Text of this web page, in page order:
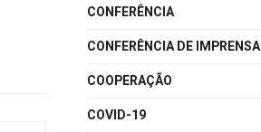
CONFERÊNCIA
CONFERÊNCIA DE IMPRENSA
COOPERAÇÃO
COVID-19